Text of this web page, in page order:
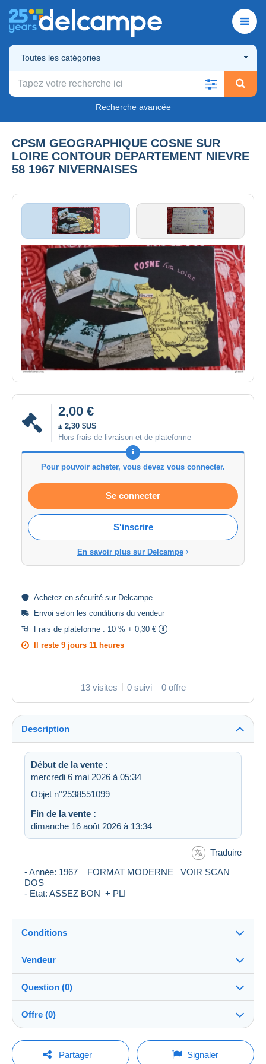
Toutes les catégories
Recherche avancée
CPSM GEOGRAPHIQUE COSNE SUR
LOIRE CONTOUR DEPARTEMENT NIEVRE
58 1967 NIVERNAISES
2,00 €
± 2,30 $US
Hors frais de livraison et de plateforme
Pour pouvoir acheter, vous devez vous connecter.
Se connecter
S'inscrire
En savoir plus sur Delcampe
Achetez en sécurité sur Delcampe
Envoi selon les conditions du vendeur
Frais de plateforme : 10 % + 0,30 €
Il reste 9 jours 11 heures
13 visites 0 suivi 0 offre
Description
Début de la vente :
mercredi 6 mai 2026 à 05:34
Objet n°2538551099
Fin de la vente :
dimanche 16 août 2026 à 13:34
Traduire
- Année: 1967 FORMAT MODERNE VOIR SCAN
DOS
- Etat: ASSEZ BON + PLI
Conditions
Destination :
Voir la liste des pays
Expédition :
Envoi après paiement
A charge de l'acheteur
Vendeur
girassol100%(42710x)
Boutique
Question (0)
Pour poser une question, vous devez ouvrir
Offre (0)
La vente sera prolongée d'une minute si une offre est
posée moins d'une minute avant son échéance.
Partager Signaler